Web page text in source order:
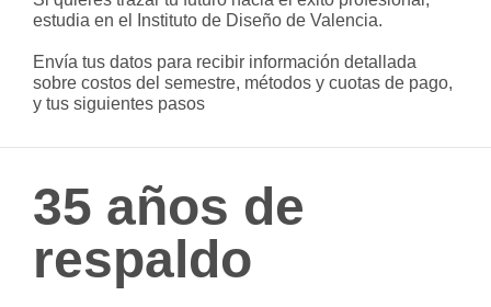
estudia en el Instituto de Diseño de Valencia.
Envía tus datos para recibir información detallada
sobre costos del semestre, métodos y cuotas de pago,
y tus siguientes pasos
35 años de
respaldo